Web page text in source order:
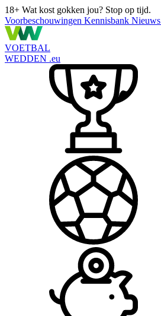
18+ Wat kost gokken jou? Stop op tijd.
Voorbeschouwingen Kennisbank Nieuws
VOETBAL
WEDDEN .eu